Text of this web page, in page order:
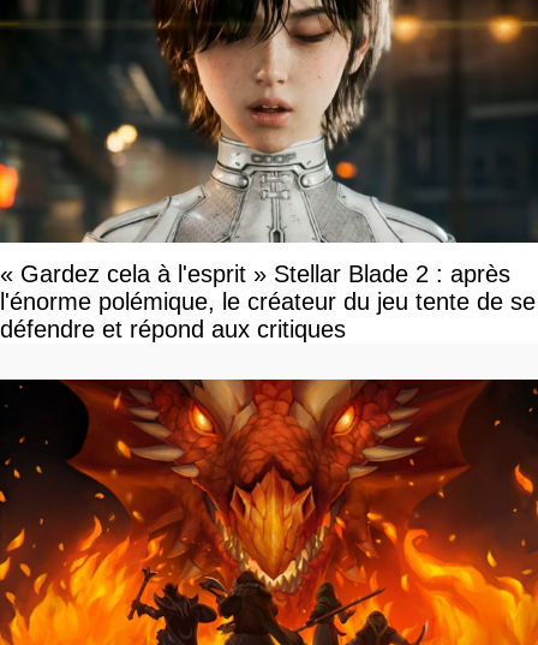
« Gardez cela à l'esprit » Stellar Blade 2 : après
l'énorme polémique, le créateur du jeu tente de se
défendre et répond aux critiques